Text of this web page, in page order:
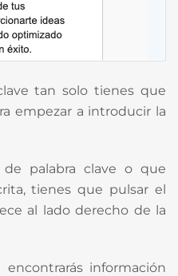
tan solo tienes que
empezar a introducir la
palabra clave o que
tienes que pulsar el
al lado derecho de la
información